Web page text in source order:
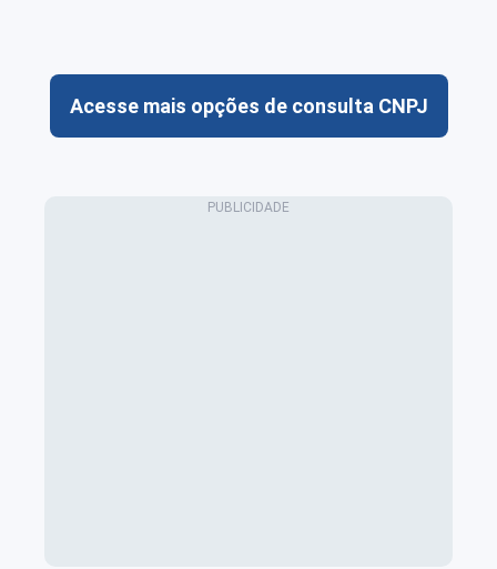
Acesse mais opções de consulta CNPJ